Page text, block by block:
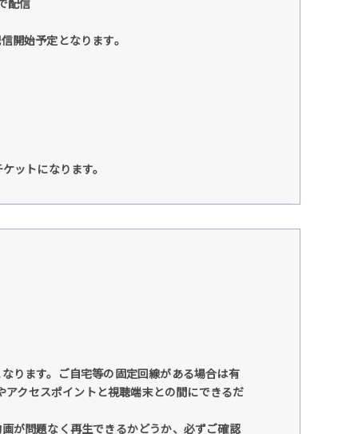
配信
開始予定となります。
ットになります。
ります。ご自宅等の固定回線がある場合は有
クセスポイントと視聴端末との間にできるだ
が問題なく再生できるかどうか、必ずご確認